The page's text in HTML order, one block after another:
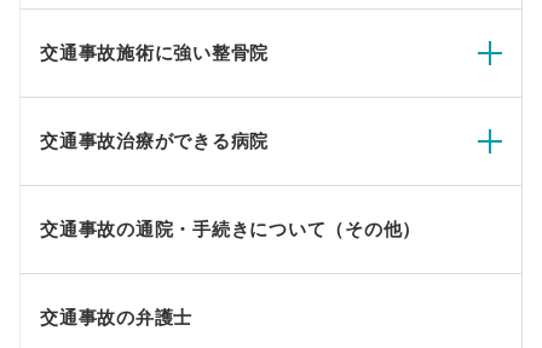
交通事故施術に強い整骨院
交通事故治療ができる病院
交通事故の通院・手続きについて（その他）
交通事故の弁護士